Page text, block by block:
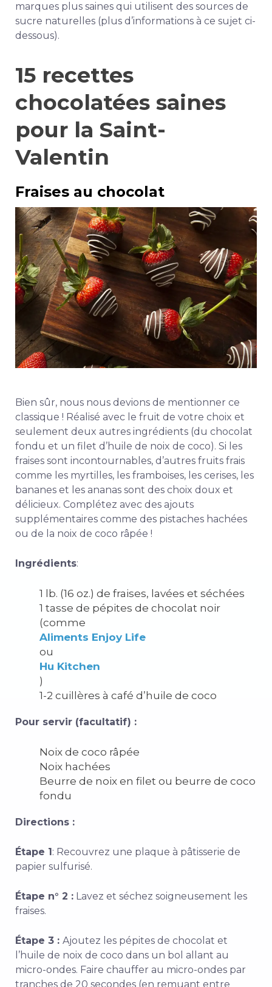
marques plus saines qui utilisent des sources de
sucre naturelles (plus d’informations à ce sujet ci-
dessous).
15 recettes
chocolatées saines
pour la Saint-
Valentin
Fraises au chocolat
Bien sûr, nous nous devions de mentionner ce
classique ! Réalisé avec le fruit de votre choix et
seulement deux autres ingrédients (du chocolat
fondu et un filet d’huile de noix de coco). Si les
fraises sont incontournables, d’autres fruits frais
comme les myrtilles, les framboises, les cerises, les
bananes et les ananas sont des choix doux et
délicieux. Complétez avec des ajouts
supplémentaires comme des pistaches hachées
ou de la noix de coco râpée !
Ingrédients:
1 lb. (16 oz.) de fraises, lavées et séchées
1 tasse de pépites de chocolat noir
(comme
Aliments Enjoy Life
ou
Hu Kitchen
)
1-2 cuillères à café d’huile de coco
Pour servir (facultatif) :
Noix de coco râpée
Noix hachées
Beurre de noix en filet ou beurre de coco
fondu
Directions :
Étape 1 : Recouvrez une plaque à pâtisserie de
papier sulfurisé.
Étape n° 2 : Lavez et séchez soigneusement les
fraises.
Étape 3 : Ajoutez les pépites de chocolat et
l’huile de noix de coco dans un bol allant au
micro-ondes. Faire chauffer au micro-ondes par
tranches de 20 secondes (en remuant entre